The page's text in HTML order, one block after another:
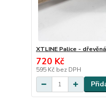
XTLINE Palice -
720 Kč
595 Kč bez DPH